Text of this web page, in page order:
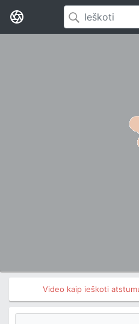
Video kaip ieškoti